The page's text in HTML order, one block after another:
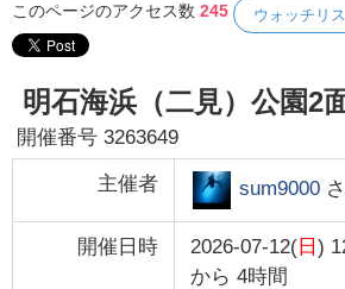
このページのアクセス数245 ウォッチリ
明石海浜（二見）公園2
開催番号3263649
主催者 sum9000
開催日時 2026-07-12(日 )
から 4時間